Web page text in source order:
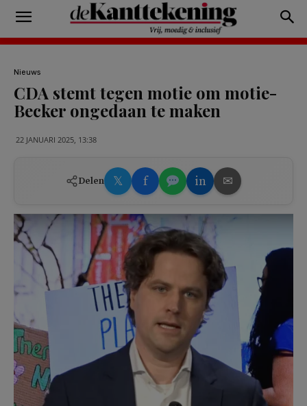
Nieuws
CDA stemt tegen motie om motie-
Becker ongedaan te maken
22 JANUARI 2025, 13:38
Delen 𝕏 f in ✉